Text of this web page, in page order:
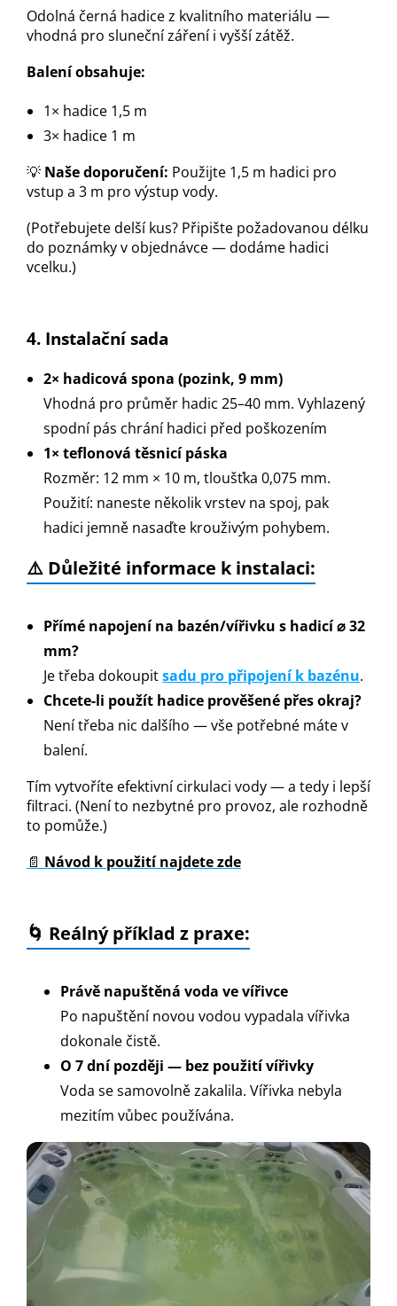
Odolná černá hadice z kvalitního materiálu —
vhodná pro sluneční záření i vyšší zátěž.
Balení obsahuje:
1× hadice 1,5 m
3× hadice 1 m
💡 Naše doporučení: Použijte 1,5 m hadici pro
vstup a 3 m pro výstup vody.
(Potřebujete delší kus? Připište požadovanou délku
do poznámky v objednávce — dodáme hadici
vcelku.)
4. Instalační sada
2× hadicová spona (pozink, 9 mm)
Vhodná pro průměr hadic 25–40 mm. Vyhlazený
spodní pás chrání hadici před poškozením
1× teflonová těsnicí páska
Rozměr: 12 mm × 10 m, tloušťka 0,075 mm.
Použití: naneste několik vrstev na spoj, pak
hadici jemně nasaďte krouživým pohybem.
⚠️ Důležité informace k instalaci:
Přímé napojení na bazén/vířivku s hadicí ⌀ 32
mm?
Je třeba dokoupitsadu pro připojení k bazénu.
Chcete-li použít hadice prověšené přes okraj?
Není třeba nic dalšího — vše potřebné máte v
balení.
Tím vytvoříte efektivní cirkulaci vody — a tedy i lepší
filtraci. (Není to nezbytné pro provoz, ale rozhodně
to pomůže.)
📄 Návod k použití najdete zde
🌀 Reálný příklad z praxe:
Právě napuštěná voda ve vířivce
Po napuštění novou vodou vypadala vířivka
dokonale čistě.
O 7 dní později — bez použití vířivky
Voda se samovolně zakalila. Vířivka nebyla
mezitím vůbec používána.